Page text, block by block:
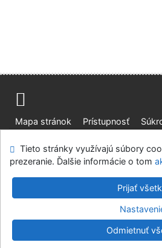
Mapa stránok Prístupnosť
Slovenská lesnícka a drevárska
univerzite vo Zvolene
©1993-2026IPACv.4.8.63a-
Tieto stránky využívajú súbory
prezeranie. Ďalšie informácie o tom
Prijať
Odmietnuť